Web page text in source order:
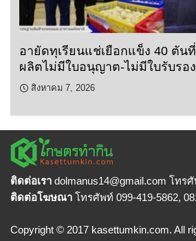
อายัดทุเรียนแช่เยือกแข็ง 40 ตัน
ผลิตไม่มีใบอนุญาต-ไม่มีใบรับรอ
สิงหาคม 7, 2026
ติดต่อเรา dolmanus14@gmail.com โทร
ติดต่อโฆษณา โทรศัพท์ 099-419-5862,
Copyright © 2017 kasettumkin.com. All